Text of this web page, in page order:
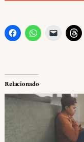
Relacionado